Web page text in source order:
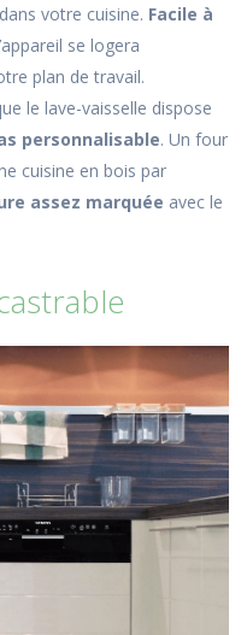
votre cuisine. Facile à
se logera
plan de travail.
le lave-vaisselle dispose
personnalisable. Un four
cuisine en bois par
assez marquée avec le